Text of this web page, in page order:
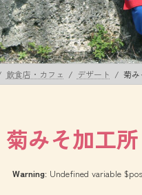
飲食店・カフェ デザート 菊
菊みそ加工
Warning: Undefined variable